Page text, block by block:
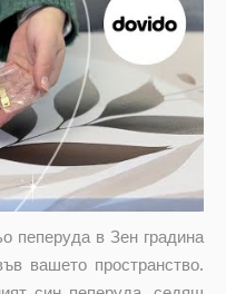
пеперуда в Зен градина
вашето пространство.